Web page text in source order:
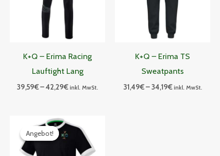
K+Q – Erima Racing
Lauftight Lang
39,59€–42,29€ inkl. MwSt.
K+Q – Erima TS
Sweatpants
31,49€– 34,19€ inkl. MwSt.
Angebot!
Angebot!
Preisspanne:
23,39€
bis
25,19€